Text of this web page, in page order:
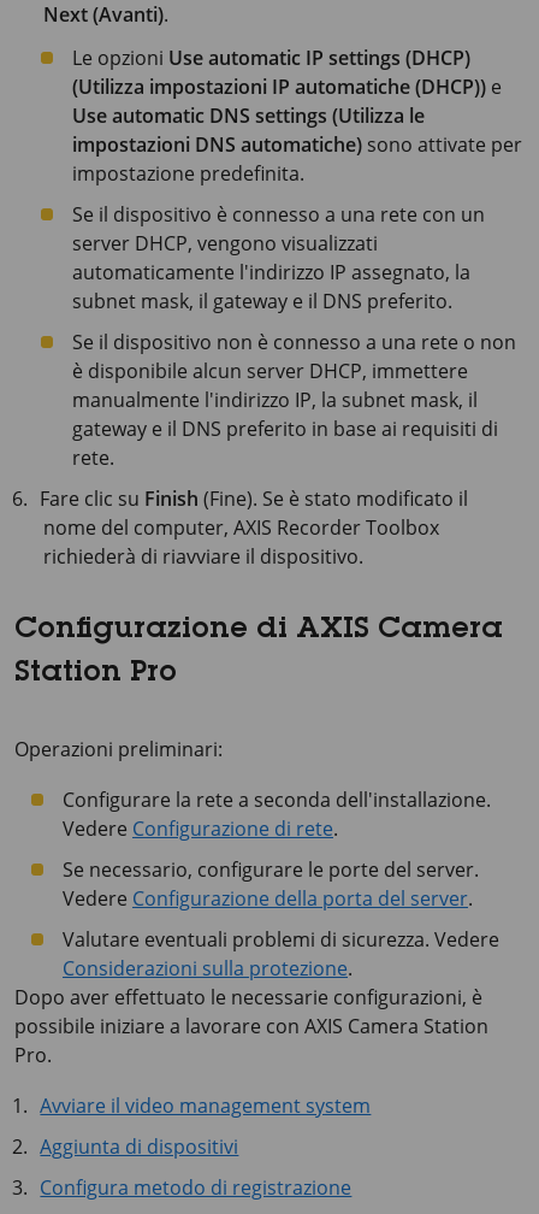
Next (Avanti).
Le opzioni Use automatic IP settings (DHCP)
(Utilizza impostazioni IP automatiche (DHCP)) e
Use automatic DNS settings (Utilizza le
impostazioni DNS automatiche) sono attivate per
impostazione predefinita.
Se il dispositivo è connesso a una rete con un
server DHCP, vengono visualizzati
automaticamente l'indirizzo IP assegnato, la
subnet mask, il gateway e il DNS preferito.
Se il dispositivo non è connesso a una rete o non
è disponibile alcun server DHCP, immettere
manualmente l'indirizzo IP, la subnet mask, il
gateway e il DNS preferito in base ai requisiti di
rete.
Fare clic su Finish (Fine). Se è stato modificato il
nome del computer, AXIS Recorder Toolbox
richiederà di riavviare il dispositivo.
Configurazione di AXIS Camera
Station Pro
Operazioni preliminari:
Configurare la rete a seconda dell'installazione.
Vedere Configurazione di rete.
Se necessario, configurare le porte del server.
Vedere Configurazione della porta del server.
Valutare eventuali problemi di sicurezza. Vedere
Considerazioni sulla protezione.
Dopo aver effettuato le necessarie configurazioni, è
possibile iniziare a lavorare con AXIS Camera Station
Pro.
Avviare il video management system
Aggiunta di dispositivi
Configura metodo di registrazione